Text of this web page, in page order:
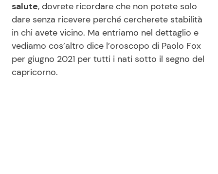
Seguici
salute, dovrete ricordare che non potete solo
dare senza ricevere perché cercherete stabilità
in chi avete vicino. Ma entriamo nel dettaglio e
vediamo cos’altro dice l’oroscopo di Paolo Fox
per giugno 2021 per tutti i nati sotto il segno del
capricorno.